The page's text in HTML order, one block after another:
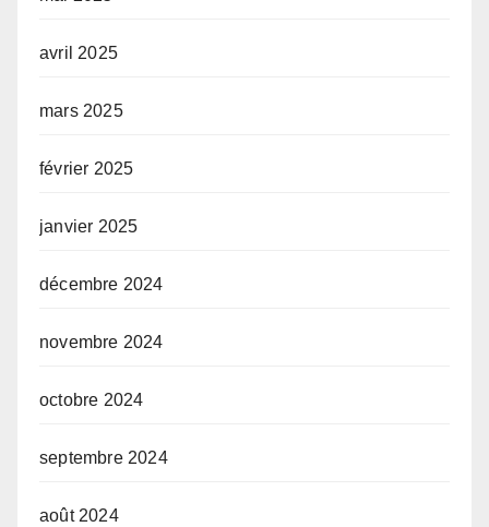
avril 2025
mars 2025
février 2025
janvier 2025
décembre 2024
novembre 2024
octobre 2024
septembre 2024
août 2024